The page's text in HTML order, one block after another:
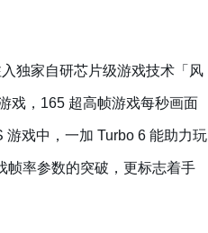
独家自研芯片级游戏技术「风
戏，165 超高帧游戏每秒画面
戏中，一加 Turbo 6 能助力玩
帧率参数的突破，更标志着手